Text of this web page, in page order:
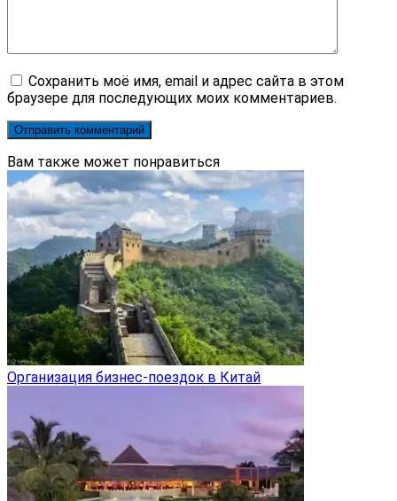
Сохранить моё имя, email и адрес сайта в этом
браузере для последующих моих комментариев.
Вам также может понравиться
Организация бизнес-поездок в Китай